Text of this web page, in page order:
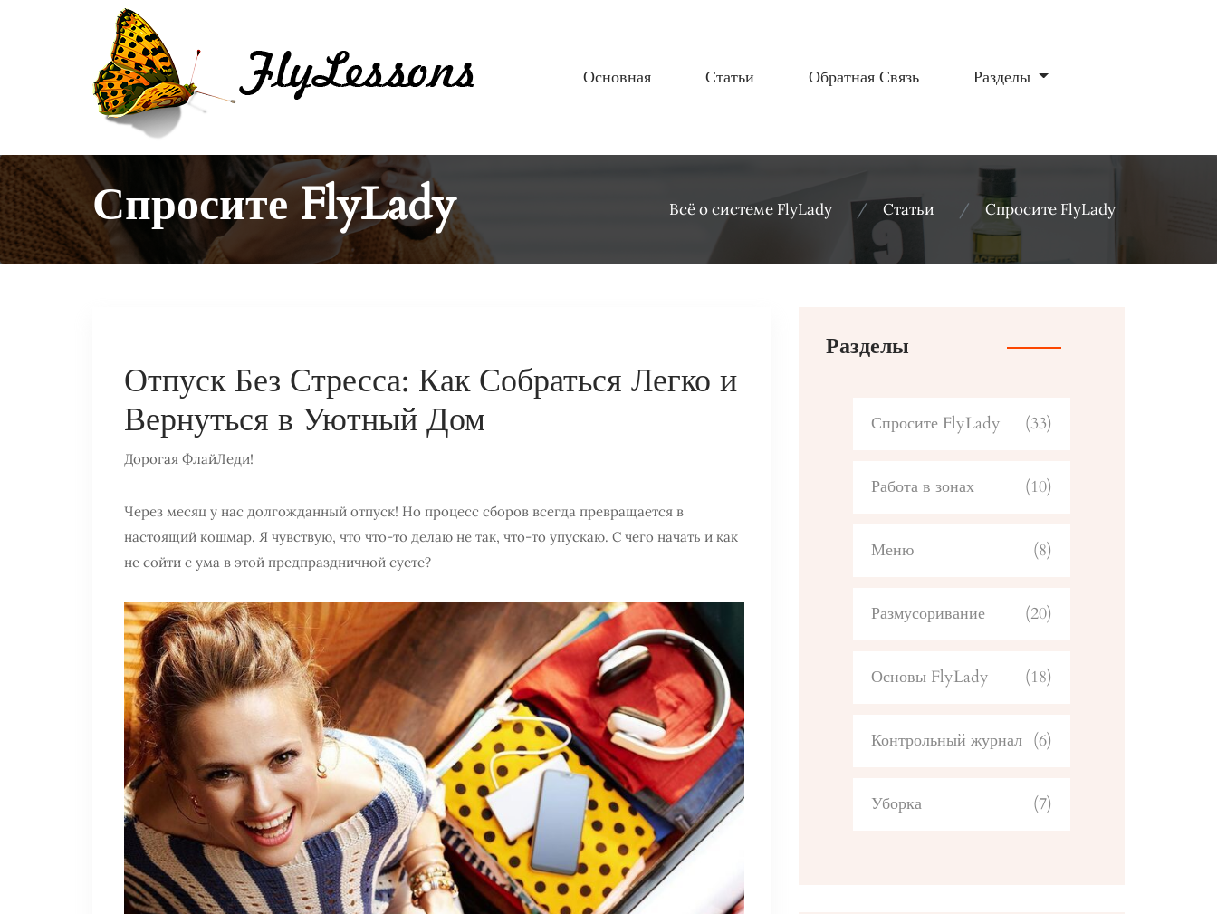
Основная Статьи Обратная Связь Разделы
Спросите FlyLady Всё о системе FlyLady Статьи Спросите FlyLady
Отпуск Без Стресса: Как Собраться Легко и
Вернуться в Уютный Дом
Дорогая ФлайЛеди!
Через месяц у нас долгожданный отпуск! Но процесс сборов всегда превращается в
настоящий кошмар. Я чувствую, что что-то делаю не так, что-то упускаю. С чего начать и как
не сойти с ума в этой предпраздничной суете?
Разделы
Спросите FlyLady (33)
Работа в зонах (10)
Меню (8)
Размусоривание (20)
Основы FlyLady (18)
Контрольный журнал (6)
Уборка (7)